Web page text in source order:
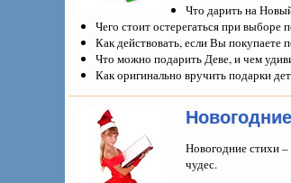
Что дарить на
Чего стоит остерегаться при выборе
Как действовать, если Вы покупаете
Что можно подарить Деве, и чем
Как оригинально вручить подарки
Новогодние стихи
чудес.